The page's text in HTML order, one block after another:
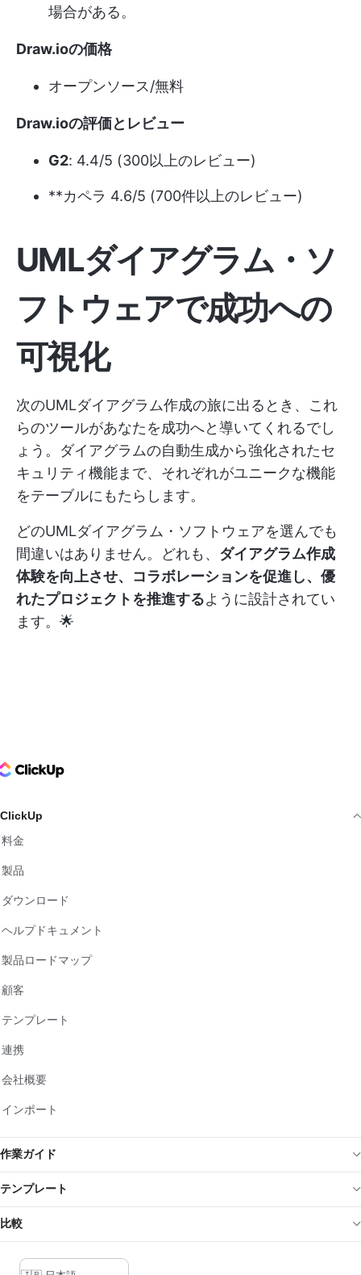
場合がある。
Draw.ioの価格
オープンソース/無料
Draw.ioの評価とレビュー
G2: 4.4/5 (300以上のレビュー)
**カペラ 4.6/5 (700件以上のレビュー)
UMLダイアグラム・ソ
フトウェアで成功への
可視化
次のUMLダイアグラム作成の旅に出るとき、これ
らのツールがあなたを成功へと導いてくれるでし
ょう。ダイアグラムの自動生成から強化されたセ
キュリティ機能まで、それぞれがユニークな機能
をテーブルにもたらします。
どのUMLダイアグラム・ソフトウェアを選んでも
間違いはありません。どれも、 ダイアグラム作成
体験を向上させ、コラボレーションを促進し、優
れたプロジェクトを推進するように設計されてい
ます。🌟
Logo
ClickUp
料金
製品
ダウンロード
ヘルプドキュメント
製品ロードマップ
顧客
テンプレート
連携
会社概要
インポート
作業ガイド
テンプレート
比較